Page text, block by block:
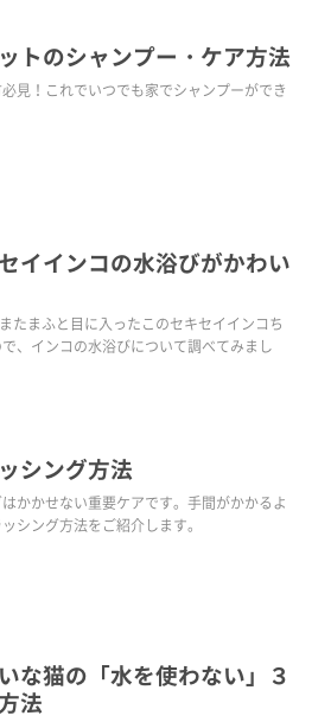
トのシャンプー・ケア方法
見！これでいつでも家でシャンプーができ
イインコの水浴びがかわい
たまふと目に入ったこのセキセイインコち
、インコの水浴びについて調べてみまし
シング方法
かかせない重要ケアです。手間がかかるよ
シング方法をご紹介します。
な猫の「水を使わない」３
法